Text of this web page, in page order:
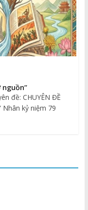
nguồn”
đề: CHUYÊN ĐỀ
Nhân kỷ niệm 79